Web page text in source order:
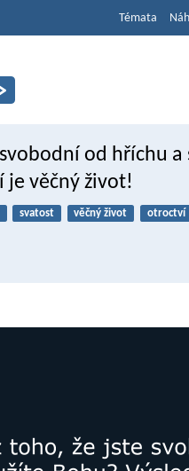
Témata
od hříchu a
je věčný život!
svatost věčný život otroctví